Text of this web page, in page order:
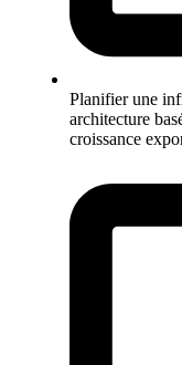
Planifier une
architecture
croissance